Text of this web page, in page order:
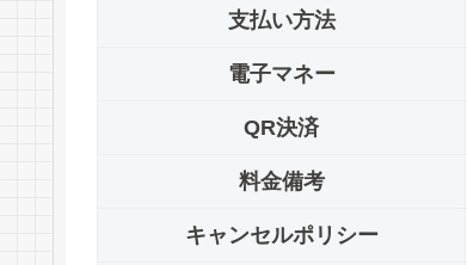
支払い方法
電子マネー
QR決済
料金備考
キャンセルポリシー